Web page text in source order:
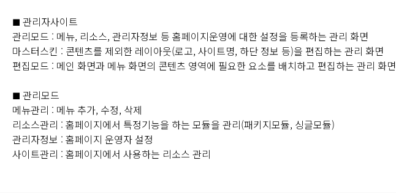
■ 관리자사이트
관리모드 : 메뉴, 리소스, 관리자정보 등 홈페이지운영에 대한 설정을 등록하는 관리 화면
마스터스킨 : 콘텐츠를 제외한 레이아웃(로고, 사이트명, 하단 정보 등)을 편집하는 관리 화면
편집모드 : 메인 화면과 메뉴 화면의 콘텐츠 영역에 필요한 요소를 배치하고 편집하는 관리 화면
■ 관리모드
메뉴관리 : 메뉴 추가, 수정, 삭제
리소스관리 : 홈페이지에서 특정기능을 하는 모듈을 관리(패키지모듈, 싱글모듈)
관리자정보 : 홈페이지 운영자 설정
사이트관리 : 홈페이지에서 사용하는 리소스 관리